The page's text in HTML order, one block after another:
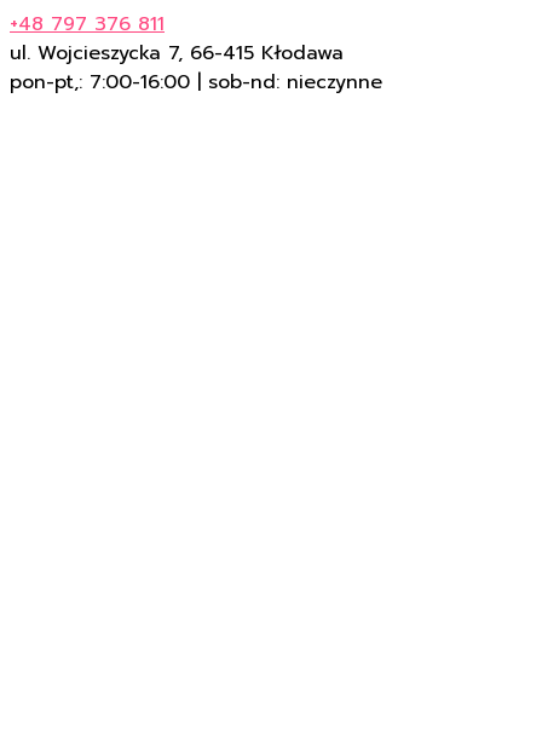
+48 797 376 811
ul. Wojcieszycka 7, 66-415 Kłodawa
pon-pt,: 7:00-16:00 | sob-nd: nieczynne